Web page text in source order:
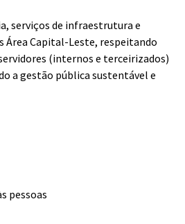
serviços de infraestrutura e
Área Capital-Leste, respeitando
(internos e terceirizados)
a gestão pública sustentável e
pessoas